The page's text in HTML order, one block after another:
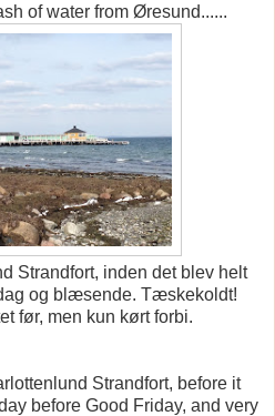
of water from Øresund......
Strandfort, inden det blev helt
og blæsende. Tæskekoldt!
før, men kun kørt forbi.
Strandfort, before it
before Good Friday, and very